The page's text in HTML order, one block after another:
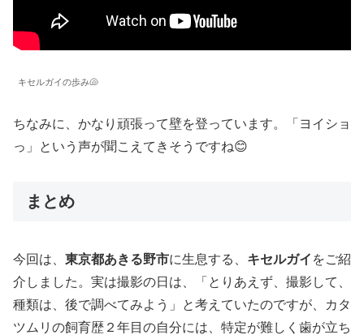
キセルガイの歩み🐚
ちなみに、かなり頑張って壁を登っています。「ヨイショ
っ」という声が聞こえてきそうですね😊
まとめ
今回は、 東京都あきる野市に生息する、 キセルガイ をご紹
介しました。実は撮影の日は、「とりあえず、撮影して、
種類は、後で調べてみよう」と考えていたのですが、カタ
ツムリの飼育歴２年目の自分には、特定が難しく歯が立ち